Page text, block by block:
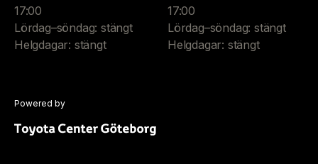
17:00
Lördag–söndag: stängt
Helgdagar: stängt
17:00
Lördag–söndag: stängt
Helgdagar: stängt
Powered by